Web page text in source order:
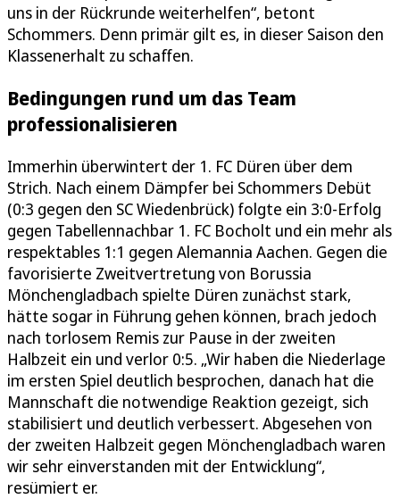
uns in der Rückrunde weiterhelfen“, betont
Schommers. Denn primär gilt es, in dieser Saison den
Klassenerhalt zu schaffen.
Bedingungen rund um das Team
professionalisieren
Immerhin überwintert der 1. FC Düren über dem
Strich. Nach einem Dämpfer bei Schommers Debüt
(0:3 gegen den SC Wiedenbrück) folgte ein 3:0-Erfolg
gegen Tabellennachbar 1. FC Bocholt und ein mehr als
respektables 1:1 gegen Alemannia Aachen. Gegen die
favorisierte Zweitvertretung von Borussia
Mönchengladbach spielte Düren zunächst stark,
hätte sogar in Führung gehen können, brach jedoch
nach torlosem Remis zur Pause in der zweiten
Halbzeit ein und verlor 0:5. „Wir haben die Niederlage
im ersten Spiel deutlich besprochen, danach hat die
Mannschaft die notwendige Reaktion gezeigt, sich
stabilisiert und deutlich verbessert. Abgesehen von
der zweiten Halbzeit gegen Mönchengladbach waren
wir sehr einverstanden mit der Entwicklung“,
resümiert er.